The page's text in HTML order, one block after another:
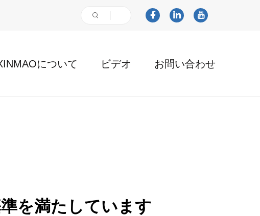
について ビデオ お問い合わせ
を満たしています